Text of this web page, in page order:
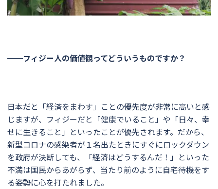
━━フィジー人の価値観ってどういうものですか？
日本だと「経済をまわす」ことの優先度が非常に高いと感
じますが、フィジーだと「健康でいること」や「日々、幸
せに生きること」といったことが優先されます。だから、
新型コロナの感染者が１名出たときにすぐにロックダウン
を政府が決断しても、「経済はどうするんだ！」といった
不満は国民からあがらず、当たり前のように自宅待機をす
る姿勢に心を打たれました。